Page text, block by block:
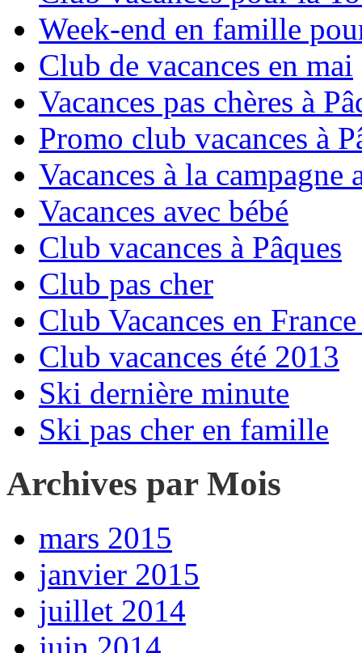
Week-end en famille
Club de vacances en mai
Vacances pas chères à
Promo club vacances à
Vacances à la campagne
Vacances avec bébé
Club vacances à Pâques
Club pas cher
Club Vacances en
Club vacances été 2013
Ski dernière minute
Ski pas cher en famille
Archives par Mois
mars 2015
janvier 2015
juillet 2014